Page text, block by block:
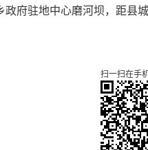
府驻地中心磨河坝，距县城
扫一扫在手